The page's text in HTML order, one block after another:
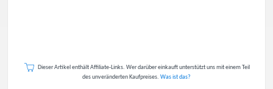
Dieser Artikel enthält Affiliate-Links. Wer darüber einkauft unterstützt uns mit einem Teil
des unveränderten Kaufpreises. Was ist das?